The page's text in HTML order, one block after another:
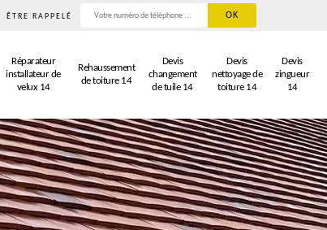
ÊTRE RAPPELÉ
Réparateur
installateur de
velux 14
Rehaussement
de toiture 14
Devis
changement
de tuile 14
Devis
nettoyage de
toiture 14
Devis
zingueur
14